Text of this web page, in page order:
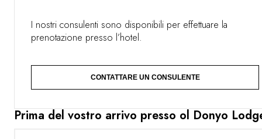
Prima del vostro arrivo presso ol Donyo
I nostri consulenti sono disponibili per effettuare la
prenotazione presso l’hotel.
CONTATTARE UN CONSULENTE